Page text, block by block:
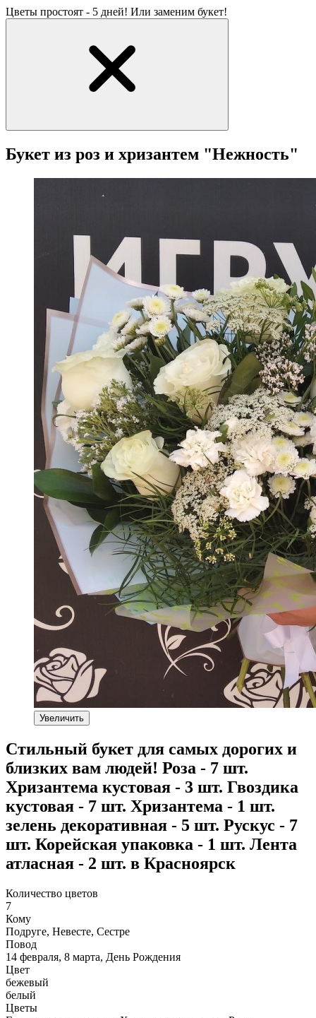
Цветы простоят - 5 дней! Или заменим букет!
Букет из роз и хризантем "Нежность"
Увеличить
Стильный букет для самых дорогих и
близких вам людей! Роза - 7 шт.
Хризантема кустовая - 3 шт. Гвоздика
кустовая - 7 шт. Хризантема - 1 шт.
зелень декоративная - 5 шт. Рускус - 7
шт. Корейская упаковка - 1 шт. Лента
атласная - 2 шт. в Красноярск
Количество цветов
7
Кому
Подруге, Невесте, Сестре
Повод
14 февраля, 8 марта, День Рождения
Цвет
бежевый
белый
Цветы